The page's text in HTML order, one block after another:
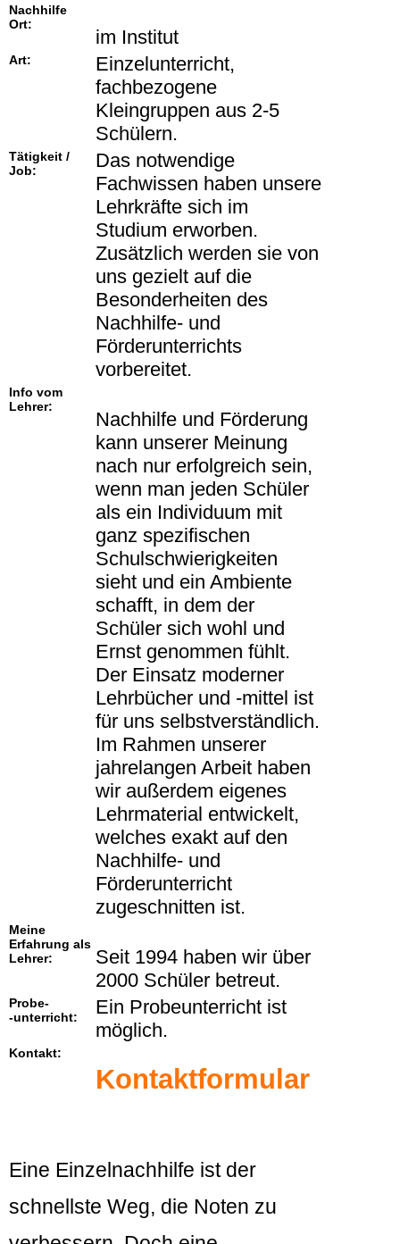
Nachhilfe
Ort:
im Institut
Art:
Einzelunterricht,
fachbezogene
Kleingruppen aus 2-5
Schülern.
Tätigkeit /
Job:
Das notwendige
Fachwissen haben unsere
Lehrkräfte sich im
Studium erworben.
Zusätzlich werden sie von
uns gezielt auf die
Besonderheiten des
Nachhilfe- und
Förderunterrichts
vorbereitet.
Info vom
Lehrer:
Nachhilfe und Förderung
kann unserer Meinung
nach nur erfolgreich sein,
wenn man jeden Schüler
als ein Individuum mit
ganz spezifischen
Schulschwierigkeiten
sieht und ein Ambiente
schafft, in dem der
Schüler sich wohl und
Ernst genommen fühlt.
Der Einsatz moderner
Lehrbücher und -mittel ist
für uns selbstverständlich.
Im Rahmen unserer
jahrelangen Arbeit haben
wir außerdem eigenes
Lehrmaterial entwickelt,
welches exakt auf den
Nachhilfe- und
Förderunterricht
zugeschnitten ist.
Meine
Erfahrung als
Lehrer:
Seit 1994 haben wir über
2000 Schüler betreut.
Probe-
-unterricht:
Ein Probeunterricht ist
möglich.
Kontakt:
Kontaktformular
Eine Einzelnachhilfe ist der
schnellste Weg, die Noten zu